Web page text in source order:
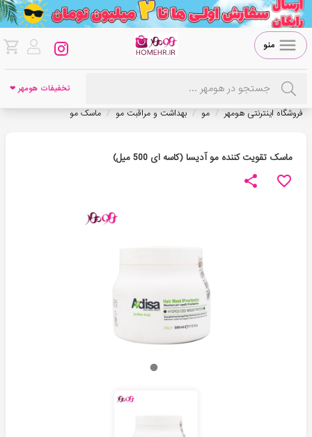
منو
تخفیفات هومهر ❤
فروشگاه اینترنتی هومهر / مو / بهداشت و مراقبت مو / ماسک مو
ماسک تقویت کننده مو آدیسا (کاسه ای 500 میل)